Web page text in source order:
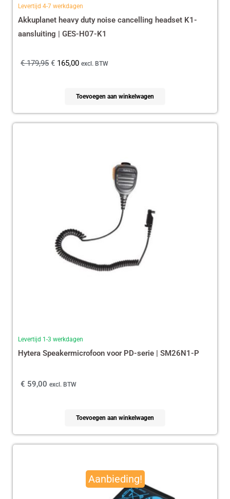
Levertijd 4-7 werkdagen
Akkuplanet heavy duty noise cancelling headset K1-
aansluiting | GES-H07-K1
€179,95 € 165,00 excl. BTW
Toevoegen aan winkelwagen
Levertijd 1-3 werkdagen
Hytera Speakermicrofoon voor PD-serie | SM26N1-P
€ 59,00 excl. BTW
Toevoegen aan winkelwagen
Aanbieding!